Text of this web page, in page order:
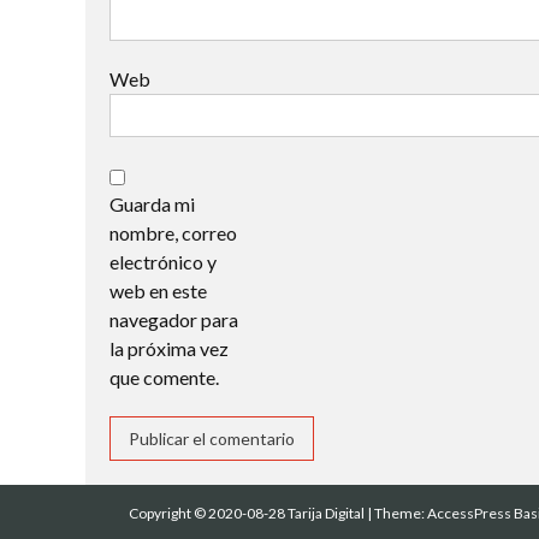
Web
Guarda mi
nombre, correo
electrónico y
web en este
navegador para
la próxima vez
que comente.
Copyright © 2020-08-28 Tarija Digital |Theme:AccessPress